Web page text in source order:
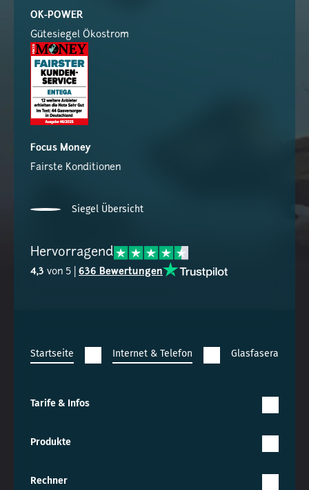
OK-POWER
Gütesiegel Ökostrom
Focus Money
Fairste Konditionen
Siegel Übersicht
Hervorragend
4,3 von 5 | 636 Bewertungen
Startseite Internet & Telefon Glasfaserausbau
Tarife & Infos
Produkte
Rechner